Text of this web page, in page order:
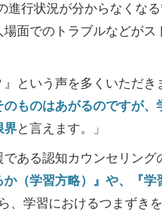
進行状況が分からなくなる
面でのトラブルなどがス
という声を多くいただき
ものはあがるのですが、
界と言えます。」
ある認知カウンセリング
か（学習方略）』や、『学
、学習におけるつまずき